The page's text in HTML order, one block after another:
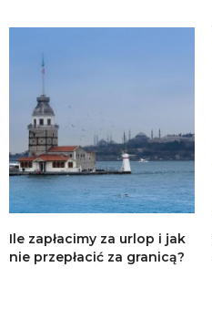
Ile zapłacimy za urlop i jak
nie przepłacić za granicą?